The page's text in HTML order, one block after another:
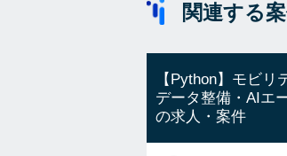
関連する
【Python】モビリ
データ整備・AIエ
の求人・案件